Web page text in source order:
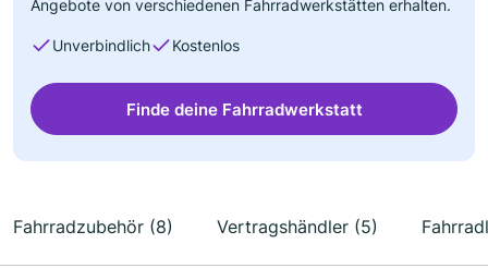
Angebote von verschiedenen Fahrradwerkstätten erhalten.
Unverbindlich Kostenlos
Finde deine Fahrradwerkstatt
Fahrradzubehör (8) Vertragshändler (5)